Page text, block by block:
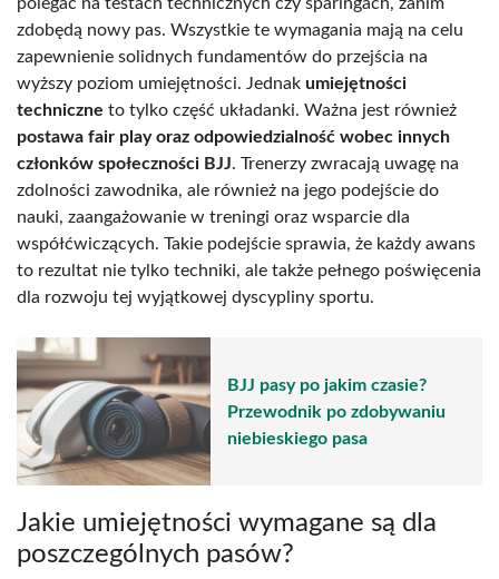
zdobędą nowy pas. Wszystkie te wymagania mają na celu
zapewnienie solidnych fundamentów do przejścia na
wyższy poziom umiejętności. Jednak umiejętności
techniczne to tylko część układanki. Ważna jest również
postawa fair play oraz odpowiedzialność wobec innych
członków społeczności BJJ. Trenerzy zwracają uwagę na
zdolności zawodnika, ale również na jego podejście do
nauki, zaangażowanie w treningi oraz wsparcie dla
współćwiczących. Takie podejście sprawia, że każdy awans
to rezultat nie tylko techniki, ale także pełnego poświęcenia
dla rozwoju tej wyjątkowej dyscypliny sportu.
BJJ pasy po jakim czasie?
Przewodnik po zdobywaniu
niebieskiego pasa
Jakie umiejętności wymagane są dla
poszczególnych pasów?